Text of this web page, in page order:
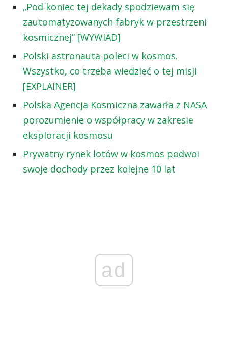
„Pod koniec tej dekady spodziewam się
zautomatyzowanych fabryk w przestrzeni
kosmicznej” [WYWIAD]
Polski astronauta poleci w kosmos.
Wszystko, co trzeba wiedzieć o tej misji
[EXPLAINER]
Polska Agencja Kosmiczna zawarła z NASA
porozumienie o współpracy w zakresie
eksploracji kosmosu
Prywatny rynek lotów w kosmos podwoi
swoje dochody przez kolejne 10 lat
ad